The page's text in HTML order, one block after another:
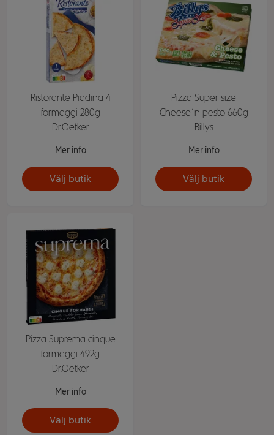
Ristorante Piadina 4
formaggi 280g
Dr.Oetker
Mer info
Välj butik
Pizza Super size
Cheese´n pesto 660g
Billys
Mer info
Välj butik
Pizza Suprema cinque
formaggi 492g
Dr.Oetker
Mer info
Välj butik